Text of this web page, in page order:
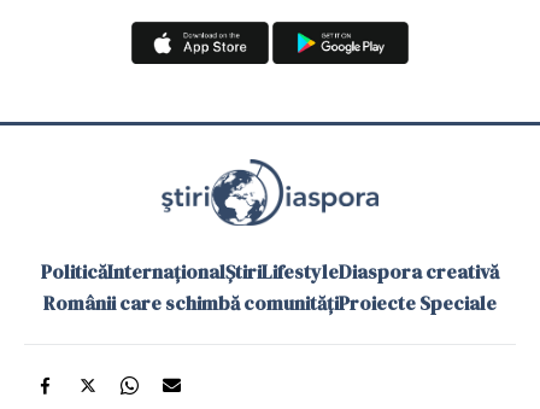
PoliticăInternaționalȘtiriLifestyleDiaspora creativă
Românii care schimbă comunitățiProiecte Speciale